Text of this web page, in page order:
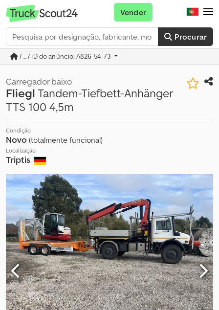
Procurar
Vender
/ ... / ID do anúncio: A826-54-73
Carregador baixo
FlieglTandem-Tiefbett-Anhänger
TTS 100 4,5m
Condição
Novo (totalmente funcional)
Localização
Triptis